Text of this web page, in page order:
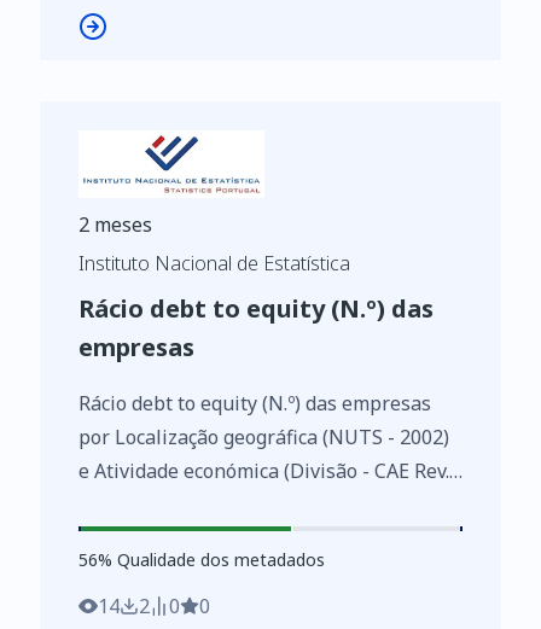
2 meses
Instituto Nacional de Estatística
Rácio debt to equity (N.º) das
empresas
Rácio debt to equity (N.º) das empresas
por Localização geográfica (NUTS - 2002)
e Atividade económica (Divisão - CAE Rev.
integradas das empresas
https://www.ine.pt/xurl/indx/0007440/PT
56%
56% Qualidade dos metadados
14 2 0 0